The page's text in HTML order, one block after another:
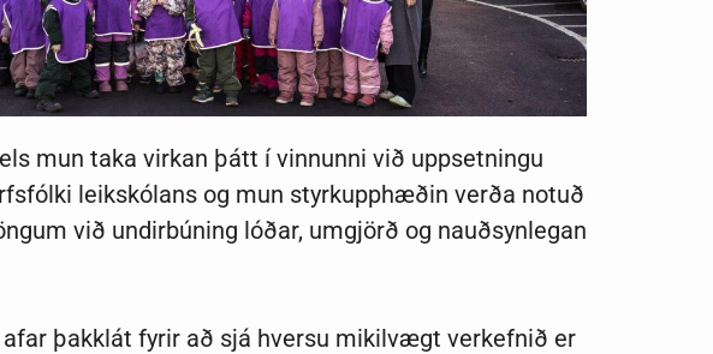
mun taka virkan þátt í vinnunni við uppsetningu
leikskólans og mun styrkupphæðin verða notuð
við undirbúning lóðar, umgjörð og nauðsynlegan
afar þakklát fyrir að sjá hversu mikilvægt verkefnið er